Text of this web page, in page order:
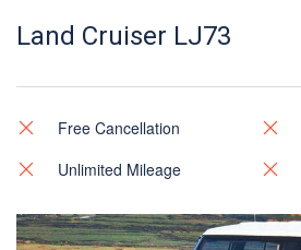
Land Cruiser LJ73
Free Cancellation
Unlimited Mileage